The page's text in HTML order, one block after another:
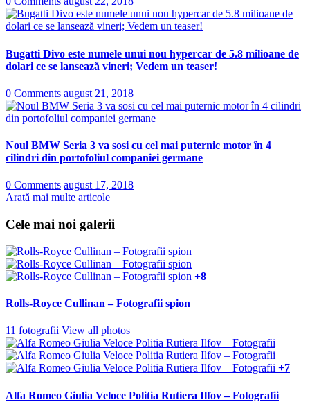
Bugatti Divo este numele unui nou hypercar de 5.8 milioane de
dolari ce se lansează vineri; Vedem un teaser!
0 Comments august 21, 2018
Noul BMW Seria 3 va sosi cu cel mai puternic motor în 4
cilindri din portofoliul companiei germane
0 Comments august 17, 2018
Arată mai multe articole
Cele mai noi galerii
+8
Rolls-Royce Cullinan – Fotografii spion
11 fotografii View all photos
+7
Alfa Romeo Giulia Veloce Politia Rutiera Ilfov – Fotografii